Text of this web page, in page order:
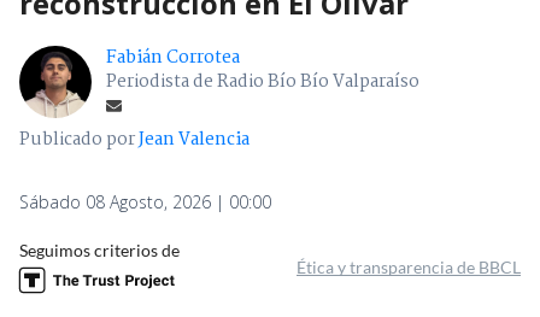
Fabián Corrotea
Periodista de Radio Bío Bío Valparaíso
Publicado porJean Valencia
Sábado 08 Agosto, 2026 | 00:00
Seguimos criterios de
Ética y transparencia de BBCL